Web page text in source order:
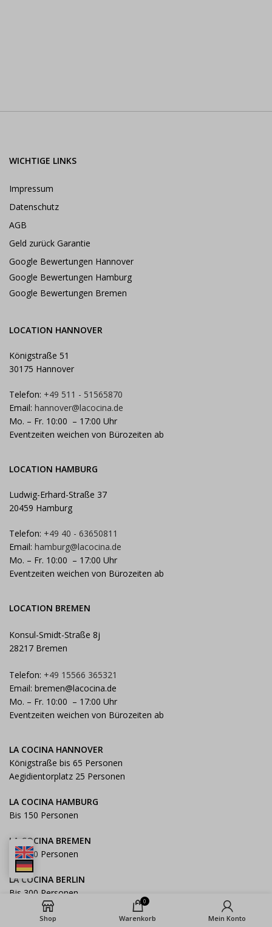
WICHTIGE LINKS
Impressum
Datenschutz
AGB
Geld zurück Garantie
Google Bewertungen Hannover
Google Bewertungen Hamburg
Google Bewertungen Bremen
LOCATION HANNOVER
Königstraße 51
30175 Hannover
Telefon: +49 511 - 51565870
Email: hannover@lacocina.de
Mo. – Fr. 10:00 – 17:00 Uhr
Eventzeiten weichen von Bürozeiten ab
LOCATION HAMBURG
Ludwig-Erhard-Straße 37
20459 Hamburg
Telefon: +49 40 - 63650811
Email: hamburg@lacocina.de
Mo. – Fr. 10:00 – 17:00 Uhr
Eventzeiten weichen von Bürozeiten ab
LOCATION BREMEN
Konsul-Smidt-Straße 8j
28217 Bremen
Telefon: +49 15566 365321
Email: bremen@lacocina.de
Mo. – Fr. 10:00 – 17:00 Uhr
Eventzeiten weichen von Bürozeiten ab
LA COCINA HANNOVER
Königstraße bis 65 Personen
Aegidientorplatz 25 Personen
LA COCINA HAMBURG
Bis 150 Personen
LA COCINA BREMEN
Bis 100 Personen
LA COCINA BERLIN
Bis 300 Personen
Shop
0
Warenkorb Mein Konto